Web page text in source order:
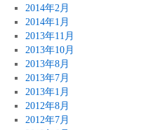
2014年2月
2014年1月
2013年11月
2013年10月
2013年8月
2013年7月
2013年1月
2012年8月
2012年7月